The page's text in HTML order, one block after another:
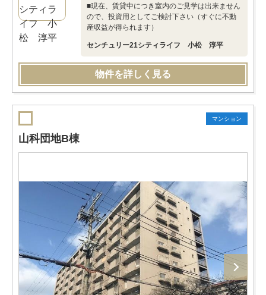
■現在、賃貸中につき室内のご見学は出来ません
ので、投資用としてご検討下さい（すぐに不動
産収益が得られます）
センチュリー21シティライフ 小松 淳平
物件を詳しく見る
マンション
山科団地B棟